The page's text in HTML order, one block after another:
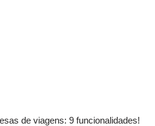
de viagens: 9 funcionalidades!